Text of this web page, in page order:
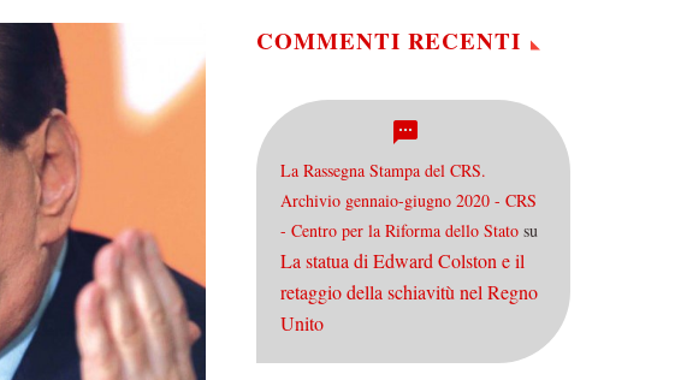
COMMENTI RECENTI
La Rassegna Stampa del CRS.
Archivio gennaio-giugno 2020 - CRS
- Centro per la Riforma dello Stato su
La statua di Edward Colston e il
retaggio della schiavitù nel Regno
Unito